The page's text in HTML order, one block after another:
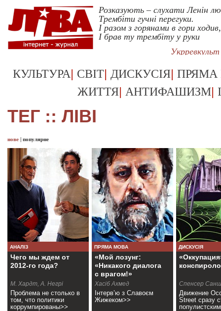
Розказують – слухати Ленін
Трембіти гучні перегуки.
І разом з горянами в гори ходив,
І брав ту трембіту у руки
КУЛЬТУРА| СВІТ| ДИСКУСІЯ| ПРЯМА
ЖИТТЯ| АНТИФАШИЗМ|
ТЕГ :: ЛІВІ
нове | популярне
АНАЛІЗ
Чего мы ждем от
2012-го года?
М. Хардт, А. Негрі
Проблема не столько в
том, что политики
коррумпированы>>
ПРЯМА МОВА
«Мой лозунг:
«Никакого диалога
с врагом!»
Хасіб Ахмед
Інтерв’ю з Славоєм
Жижеком>>
ДИСКУСІЯ
Спенсер
Движение
Street сразу